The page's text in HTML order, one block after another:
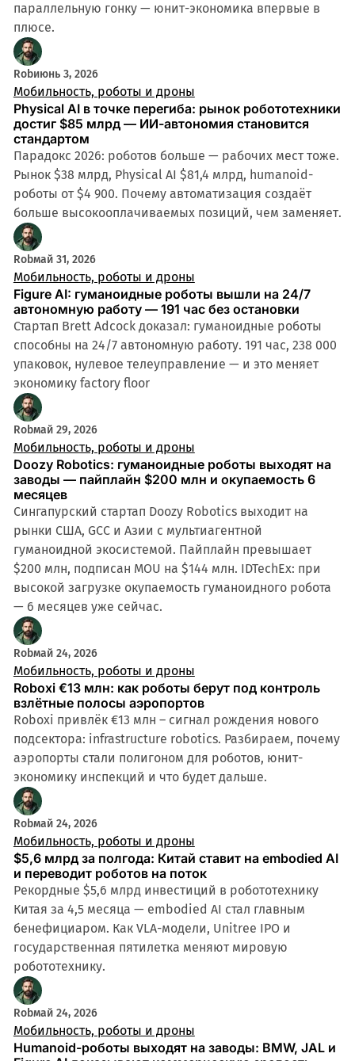
параллельную гонку — юнит-экономика впервые в
плюсе.
Robиюнь 3, 2026
Мобильность, роботы и дроны
Physical AI в точке перегиба: рынок робототехники
достиг $85 млрд — ИИ-автономия становится
стандартом
Парадокс 2026: роботов больше — рабочих мест тоже.
Рынок $38 млрд, Physical AI $81,4 млрд, humanoid-
роботы от $4 900. Почему автоматизация создаёт
больше высокооплачиваемых позиций, чем заменяет.
Robмай 31, 2026
Мобильность, роботы и дроны
Figure AI: гуманоидные роботы вышли на 24/7
автономную работу — 191 час без остановки
Стартап Brett Adcock доказал: гуманоидные роботы
способны на 24/7 автономную работу. 191 час, 238 000
упаковок, нулевое телеуправление — и это меняет
экономику factory floor
Robмай 29, 2026
Мобильность, роботы и дроны
Doozy Robotics: гуманоидные роботы выходят на
заводы — пайплайн $200 млн и окупаемость 6
месяцев
Сингапурский стартап Doozy Robotics выходит на
рынки США, GCC и Азии с мультиагентной
гуманоидной экосистемой. Пайплайн превышает
$200 млн, подписан MOU на $144 млн. IDTechEx: при
высокой загрузке окупаемость гуманоидного робота
— 6 месяцев уже сейчас.
Robмай 24, 2026
Мобильность, роботы и дроны
Roboxi €13 млн: как роботы берут под контроль
взлётные полосы аэропортов
Roboxi привлёк €13 млн – сигнал рождения нового
подсектора: infrastructure robotics. Разбираем, почему
аэропорты стали полигоном для роботов, юнит-
экономику инспекций и что будет дальше.
Robмай 24, 2026
Мобильность, роботы и дроны
$5,6 млрд за полгода: Китай ставит на embodied AI
и переводит роботов на поток
Рекордные $5,6 млрд инвестиций в робототехнику
Китая за 4,5 месяца — embodied AI стал главным
бенефициаром. Как VLA-модели, Unitree IPO и
государственная пятилетка меняют мировую
робототехнику.
Robмай 24, 2026
Мобильность, роботы и дроны
Humanoid-роботы выходят на заводы: BMW, JAL и